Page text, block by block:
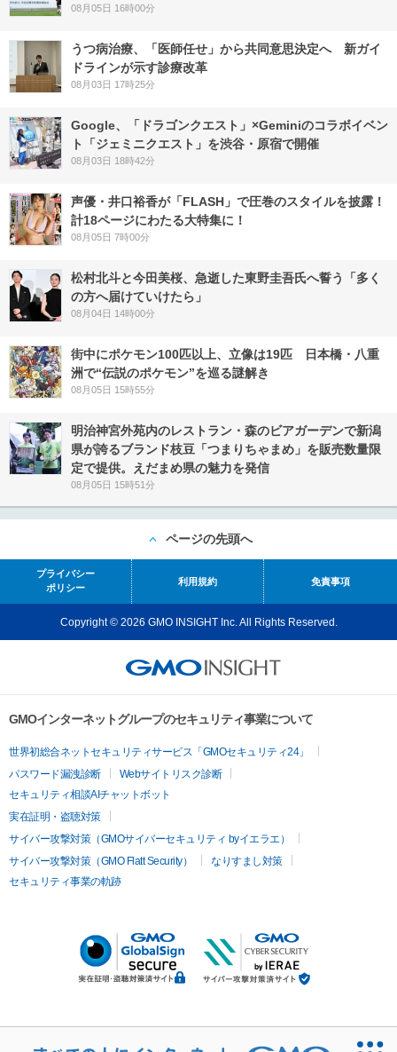
08月05日 16時00分
うつ病治療、「医師任せ」から共同意思決定へ 新ガイ
ドラインが示す診療改革
08月03日 17時25分
Google、「ドラゴンクエスト」×Geminiのコラボイベン
ト「ジェミニクエスト」を渋谷・原宿で開催
08月03日 18時42分
声優・井口裕香が「FLASH」で圧巻のスタイルを披露！
計18ページにわたる大特集に！
08月05日 7時00分
松村北斗と今田美桜、急逝した東野圭吾氏へ誓う「多く
の方へ届けていけたら」
08月04日 14時00分
街中にポケモン100匹以上、立像は19匹 日本橋・八重
洲で“伝説のポケモン”を巡る謎解き
08月05日 15時55分
明治神宮外苑内のレストラン・森のビアガーデンで新潟
県が誇るブランド枝豆「つまりちゃまめ」を販売数量限
定で提供。えだまめ県の魅力を発信
08月05日 15時51分
ページの先頭へ
プライバシー
ポリシー
利用規約 免責事項
Copyright © 2026 GMO INSIGHT Inc. All Rights Reserved.
GMOインターネットグループのセキュリティ事業について
世界初総合ネットセキュリティサービス「GMOセキュリティ24」
パスワード漏洩診断
Webサイトリスク診断
セキュリティ相談AIチャットボット
実在証明・盗聴対策
サイバー攻撃対策（GMOサイバーセキュリティ byイエラエ）
サイバー攻撃対策（GMO Flatt Security）
なりすまし対策
セキュリティ事業の軌跡